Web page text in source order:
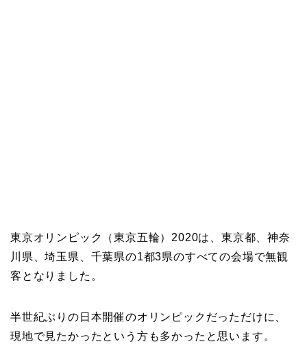
東京オリンピック（東京五輪）2020は、東京都、神奈
川県、埼玉県、千葉県の1都3県のすべての会場で無観
客となりました。
半世紀ぶりの日本開催のオリンピックだっただけに、
現地で見たかったという方も多かったと思います。